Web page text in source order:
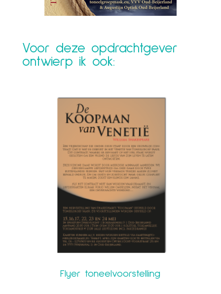
Voor deze opdrachtgever
ontwierp ik ook:
Flyer toneelvoorstelling